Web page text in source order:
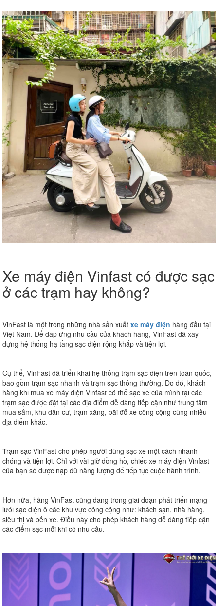
Xe máy điện Vinfast có được sạc
ở các trạm hay không?
VinFast là một trong những nhà sản xuất xe máy điện hàng đầu tại
Việt Nam. Để đáp ứng nhu cầu của khách hàng, VinFast đã xây
dựng hệ thống hạ tầng sạc điện rộng khắp và tiện lợi.
Cụ thể, VinFast đã triển khai hệ thống trạm sạc điện trên toàn quốc,
bao gồm trạm sạc nhanh và trạm sạc thông thường. Do đó, khách
hàng khi mua xe máy điện Vinfast có thể sạc xe của mình tại các
trạm sạc được đặt tại các địa điểm dễ dàng tiếp cận như trung tâm
mua sắm, khu dân cư, trạm xăng, bãi đỗ xe công cộng cùng nhiều
địa điểm khác.
Trạm sạc VinFast cho phép người dùng sạc xe một cách nhanh
chóng và tiện lợi. Chỉ với vài giờ đồng hồ, chiếc xe máy điện Vinfast
của bạn sẽ được nạp đủ năng lượng để tiếp tục cuộc hành trình.
Hơn nữa, hãng VinFast cũng đang trong giai đoạn phát triển mạng
lưới sạc điện ở các khu vực công cộng như: khách sạn, nhà hàng,
siêu thị và bến xe. Điều này cho phép khách hàng dễ dàng tiếp cận
các điểm sạc mỗi khi có nhu cầu.